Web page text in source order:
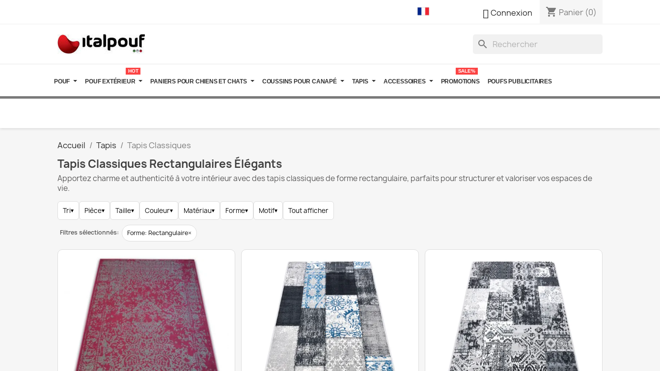
Connexion shopping_cart Panier (0)
search
POUF POUF EXTÉRIEUR
HOT
PANIERS POUR CHIENS ET CHATS COUSSINS POUR CANAPÉ TAPIS ACCESSOIRES PROMOTIONS
SALE%
POUFS PUBLICITAIRES
Accueil Tapis Tapis Classiques
Tapis Classiques Rectangulaires Élégants
Apportez charme et authenticité à votre intérieur avec des tapis classiques de forme rectangulaire, parfaits pour structurer et valoriser vos espaces de
vie.
Tri▾ Pièce▾ Taille▾ Couleur▾ Matériau▾ Forme▾ Motif▾ Tout afficher
Filtres sélectionnés: Forme: Rectangulaire×